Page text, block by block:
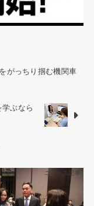
がっちり掴む機関車
ぶなら
ニュース記事